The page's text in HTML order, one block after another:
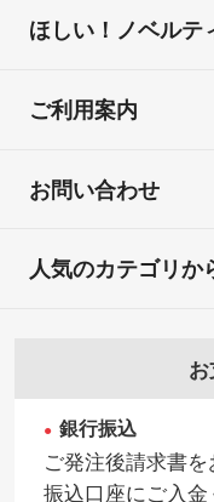
ほしい！ノベルテ
ご利用案内
お問い合わせ
銀行振込
ご発注後請求書
振込口座にご入金
人気のカテゴリか